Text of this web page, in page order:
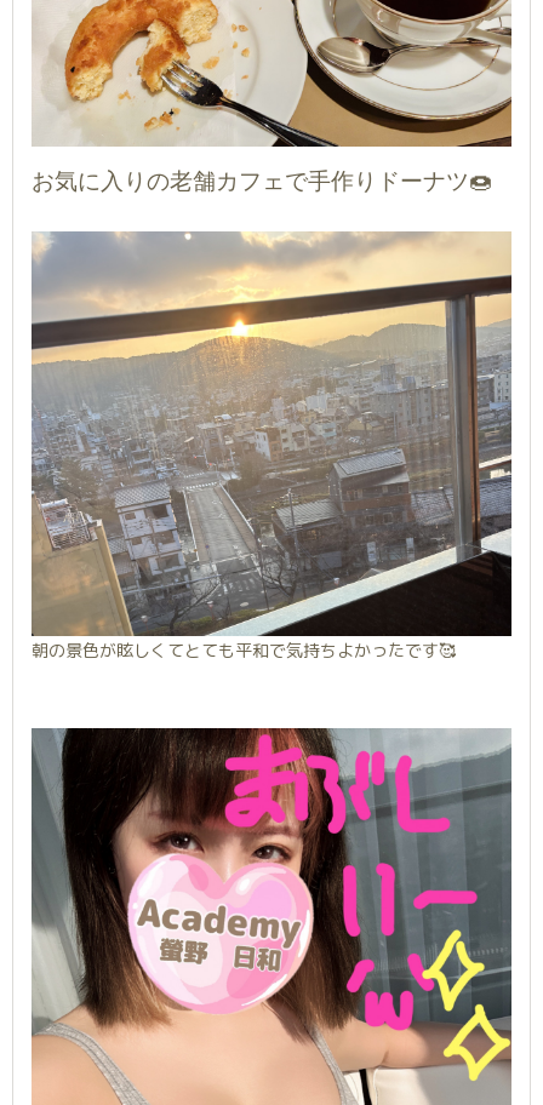
お気に入りの老舗カフェで手作りドーナツ🍩
朝の景色が眩しくてとても平和で気持ちよかったです🥰